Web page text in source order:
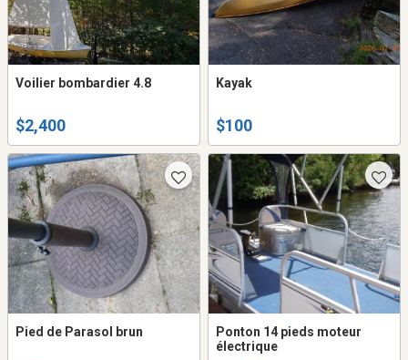
Voilier bombardier 4.8
$2,400
Kayak
$100
Pied de Parasol brun
Ponton 14 pieds moteur
électrique